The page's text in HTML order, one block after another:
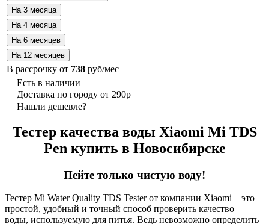
В рассрочку от 738 руб/мес
Есть в наличии
Доставка по городу от 290р
Нашли дешевле?
Тестер качества воды Xiaomi Mi TDS
Pen купить в Новосибирске
Пейте только чистую воду!
Тестер Mi Water Quality TDS Tester от компании Xiaomi – это
простой, удобный и точный способ проверить качество
воды, используемую для питья. Ведь невозможно определить